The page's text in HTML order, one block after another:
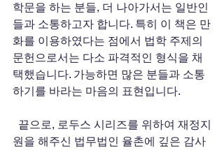
학문을 하는 분들, 더 나아가서는 일반인
들과 소통하고자 합니다. 특히 이 책은 만
화를 이용하였다는 점에서 법학 주제의
문헌으로서는 다소 파격적인 형식을 채
택했습니다. 가능하면 많은 분들과 소통
하기를 바라는 마음의 표현입니다.
원을 해주신 법무법인 율촌에 깊은 감사